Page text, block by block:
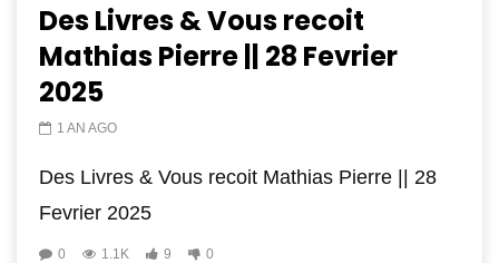
Des Livres & Vous recoit
Mathias Pierre || 28 Fevrier
2025
1 AN AGO
Des Livres & Vous recoit Mathias Pierre || 28
Fevrier 2025
0 1.1K 9 0